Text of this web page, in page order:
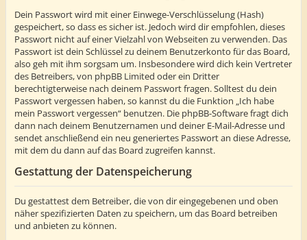
Dein Passwort wird mit einer Einwege-Verschlüsselung (Hash)
gespeichert, so dass es sicher ist. Jedoch wird dir empfohlen, dieses
Passwort nicht auf einer Vielzahl von Webseiten zu verwenden. Das
Passwort ist dein Schlüssel zu deinem Benutzerkonto für das Board,
also geh mit ihm sorgsam um. Insbesondere wird dich kein Vertreter
des Betreibers, von phpBB Limited oder ein Dritter
berechtigterweise nach deinem Passwort fragen. Solltest du dein
Passwort vergessen haben, so kannst du die Funktion „Ich habe
mein Passwort vergessen“ benutzen. Die phpBB-Software fragt dich
dann nach deinem Benutzernamen und deiner E-Mail-Adresse und
sendet anschließend ein neu generiertes Passwort an diese Adresse,
mit dem du dann auf das Board zugreifen kannst.
Gestattung der Datenspeicherung
Du gestattest dem Betreiber, die von dir eingegebenen und oben
näher spezifizierten Daten zu speichern, um das Board betreiben
und anbieten zu können.